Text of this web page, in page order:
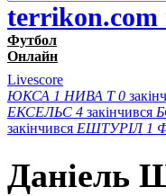
terrikon.com
Футбол
Онлайн
Livescore
ЮКСА 1 НИВА Т 0
ЕКСЕЛЬС 4 закінчився
закінчився ЕШТУРІЛ 1
Даніель